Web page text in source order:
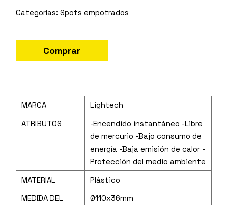
Spots empotrados
Comprar
MARCA
Lightech
ATRIBUTOS
-Encendido instantáneo -Libre
de mercurio -Bajo consumo de
energía -Baja emisión de calor -
Protección del medio ambiente
MATERIAL
Plástico
MEDIDA DEL
Ø110x36mm